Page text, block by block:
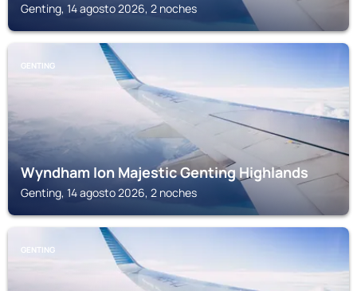
Genting, 14 agosto 2026, 2 noches
GENTING
Wyndham Ion Majestic Genting Highlands
Genting, 14 agosto 2026, 2 noches
GENTING